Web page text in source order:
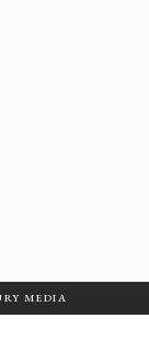
MEDIA